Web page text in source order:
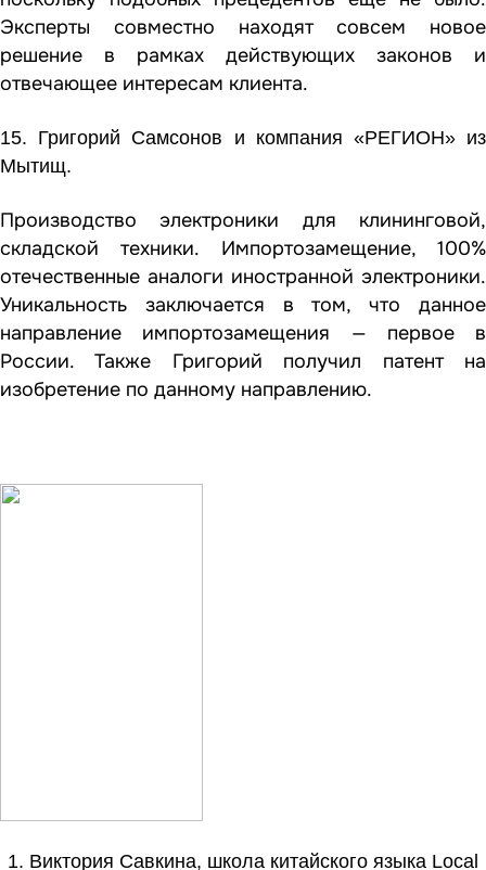
Эксперты совместно находят совсем новое
решение в рамках действующих законов и
отвечающее интересам клиента.
15. Григорий Самсонов и компания «РЕГИОН» из
Мытищ.
Производство электроники для клининговой,
складской техники. Импортозамещение, 100%
отечественные аналоги иностранной электроники.
Уникальность заключается в том, что данное
направление импортозамещения — первое в
России. Также Григорий получил патент на
изобретение по данному направлению.
1. Виктория Савкина, школа китайского языка Local